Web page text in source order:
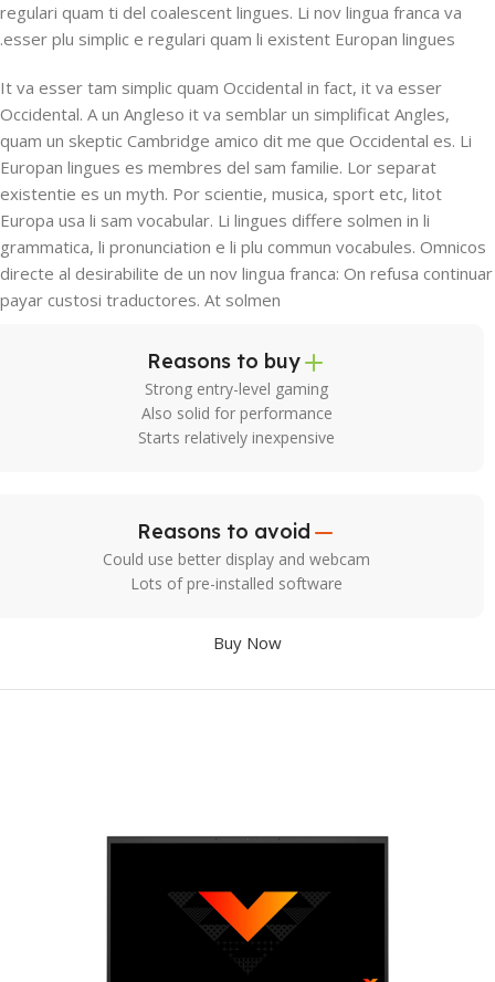
regulari quam ti del coalescent lingues. Li nov lingua franca va
esser plu simplic e regulari quam li existent Europan lingues.
It va esser tam simplic quam Occidental in fact, it va esser
Occidental. A un Angleso it va semblar un simplificat Angles,
quam un skeptic Cambridge amico dit me que Occidental es. Li
Europan lingues es membres del sam familie. Lor separat
existentie es un myth. Por scientie, musica, sport etc, litot
Europa usa li sam vocabular. Li lingues differe solmen in li
grammatica, li pronunciation e li plu commun vocabules. Omnicos
directe al desirabilite de un nov lingua franca: On refusa continuar
payar custosi traductores. At solmen
Reasons to buy
Strong entry-level gaming
Also solid for performance
Starts relatively inexpensive
Reasons to avoid
Could use better display and webcam
Lots of pre-installed software
Buy Now